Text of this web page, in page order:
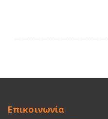
Επικοινωνία